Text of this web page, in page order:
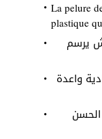
La pelure
plastique
يرسم
واعدة